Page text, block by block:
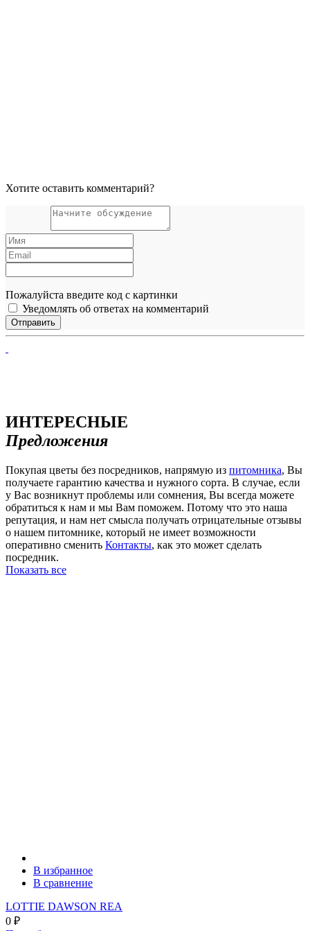
Хотите оставить комментарий?
Пожалуйста введите код с картинки
Уведомлять об ответах на комментарий
ИНТЕРЕСНЫЕ
Предложения
Покупая цветы без посредников, напрямую из питомника, Вы
получаете гарантию качества и нужного сорта. В случае, если
у Вас возникнут проблемы или сомнения, Вы всегда можете
обратиться к нам и мы Вам поможем. Потому что это наша
репутация, и нам нет смысла получать отрицательные отзывы
о нашем питомнике, который не имеет возможности
оперативно сменить Контакты, как это может сделать
посредник.
Показать все
В избранное
В сравнение
LOTTIE DAWSON REA
0 ₽